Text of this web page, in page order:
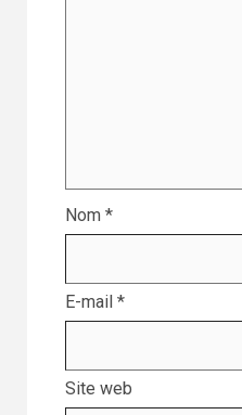
Nom *
E-mail *
Site web